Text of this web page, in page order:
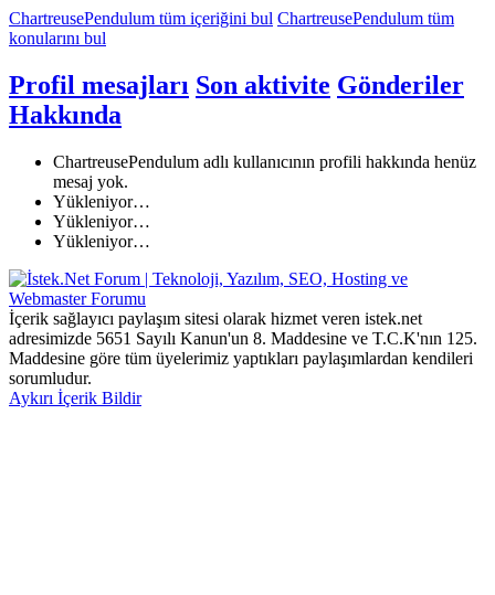
ChartreusePendulum tüm içeriğini bul ChartreusePendulum tüm
konularını bul
Profil mesajları Son aktivite Gönderiler
Hakkında
ChartreusePendulum adlı kullanıcının profili hakkında henüz
mesaj yok.
Yükleniyor…
Yükleniyor…
Yükleniyor…
İçerik sağlayıcı paylaşım sitesi olarak hizmet veren istek.net
adresimizde 5651 Sayılı Kanun'un 8. Maddesine ve T.C.K'nın 125.
Maddesine göre tüm üyelerimiz yaptıkları paylaşımlardan kendileri
sorumludur.
Aykırı İçerik Bildir